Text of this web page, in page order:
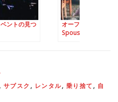
達作り①：
で共感
オーフスでの友達
不思議なスポーツで
, サブスク , レンタル, 乗り捨て , 自